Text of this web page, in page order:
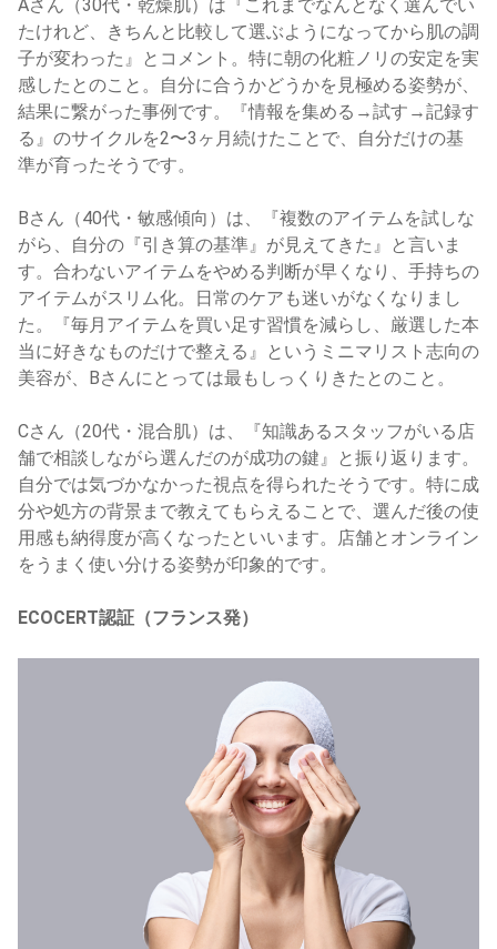
Aさん（30代・乾燥肌）は『これまでなんとなく選んでい
たけれど、きちんと比較して選ぶようになってから肌の調
子が変わった』とコメント。特に朝の化粧ノリの安定を実
感したとのこと。自分に合うかどうかを見極める姿勢が、
結果に繋がった事例です。『情報を集める→試す→記録す
る』のサイクルを2〜3ヶ月続けたことで、自分だけの基
準が育ったそうです。
Bさん（40代・敏感傾向）は、『複数のアイテムを試しな
がら、自分の『引き算の基準』が見えてきた』と言いま
す。合わないアイテムをやめる判断が早くなり、手持ちの
アイテムがスリム化。日常のケアも迷いがなくなりまし
た。『毎月アイテムを買い足す習慣を減らし、厳選した本
当に好きなものだけで整える』というミニマリスト志向の
美容が、Bさんにとっては最もしっくりきたとのこと。
Cさん（20代・混合肌）は、『知識あるスタッフがいる店
舗で相談しながら選んだのが成功の鍵』と振り返ります。
自分では気づかなかった視点を得られたそうです。特に成
分や処方の背景まで教えてもらえることで、選んだ後の使
用感も納得度が高くなったといいます。店舗とオンライン
をうまく使い分ける姿勢が印象的です。
ECOCERT認証（フランス発）